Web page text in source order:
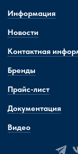
Информация
Новости
Контактная
Бренды
Прайс-лист
Документация
Видео